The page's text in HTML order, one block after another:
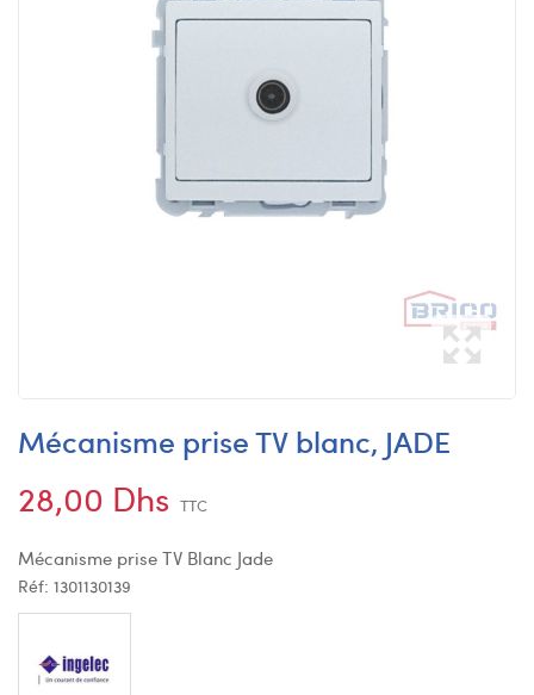
Mécanisme prise TV blanc, JADE
28,00 Dhs TTC
Mécanisme prise TV Blanc Jade
Réf: 1301130139